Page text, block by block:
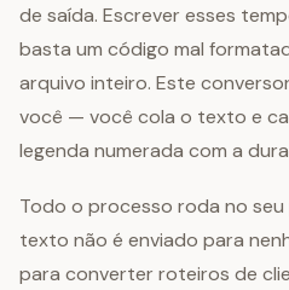
de saída. Escrever esses
basta um código mal
arquivo inteiro. Este
você — você cola o texto e
legenda numerada com a
Todo o processo roda no
texto não é enviado para
para converter roteiros de